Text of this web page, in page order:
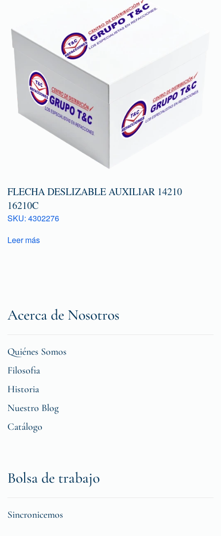
FLECHA DESLIZABLE AUXILIAR 14210
16210C
SKU: 4302276
Leer más
Acerca de Nosotros
Quiénes Somos
Filosofia
Historia
Nuestro Blog
Catálogo
Bolsa de trabajo
Sincronicemos